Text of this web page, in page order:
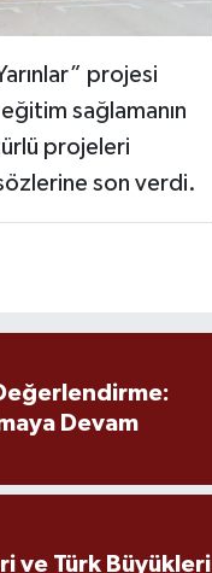
projesi
sağlamanın
projeleri
son verdi.
Devam
ve Türk Büyükleri